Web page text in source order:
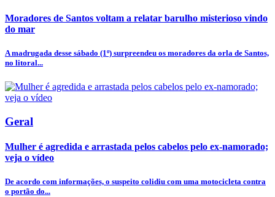
Moradores de Santos voltam a relatar barulho misterioso vindo
do mar
A madrugada desse sábado (1º) surpreendeu os moradores da orla de Santos,
no litoral...
Geral
Mulher é agredida e arrastada pelos cabelos pelo ex-namorado;
veja o vídeo
De acordo com informações, o suspeito colidiu com uma motocicleta contra
o portão do...